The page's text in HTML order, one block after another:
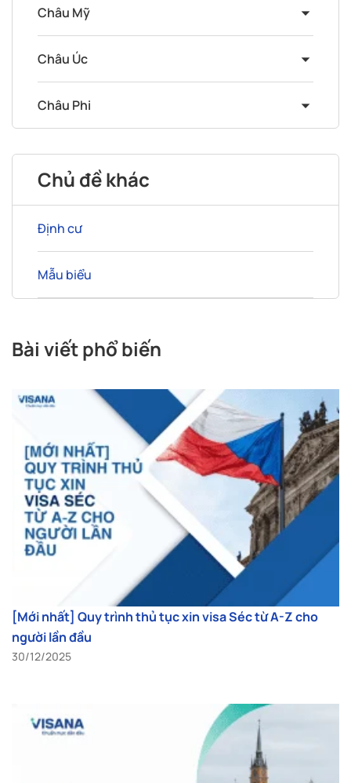
Châu Mỹ
Châu Úc
Châu Phi
Chủ đề khác
Định cư
Mẫu biểu
Bài viết phổ biến
[Mới nhất] Quy trình thủ tục xin visa Séc từ A-Z cho
người lần đầu
30/12/2025